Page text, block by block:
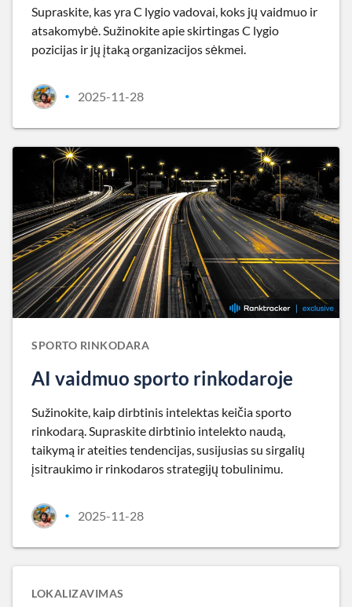
Supraskite, kas yra C lygio vadovai, koks jų vaidmuo ir
atsakomybė. Sužinokite apie skirtingas C lygio
pozicijas ir jų įtaką organizacijos sėkmei.
• 2025-11-28
SPORTO RINKODARA
AI vaidmuo sporto rinkodaroje
Sužinokite, kaip dirbtinis intelektas keičia sporto
rinkodarą. Supraskite dirbtinio intelekto naudą,
taikymą ir ateities tendencijas, susijusias su sirgalių
įsitraukimo ir rinkodaros strategijų tobulinimu.
• 2025-11-28
LOKALIZAVIMAS